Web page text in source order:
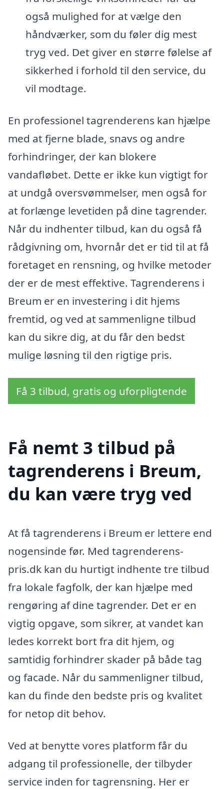
også mulighed for at vælge den
håndværker, som du føler dig mest
tryg ved. Det giver en større følelse af
sikkerhed i forhold til den service, du
vil modtage.
En professionel tagrenderens kan hjælpe
med at fjerne blade, snavs og andre
forhindringer, der kan blokere
vandafløbet. Dette er ikke kun vigtigt for
at undgå oversvømmelser, men også for
at forlænge levetiden på dine tagrender.
Når du indhenter tilbud, kan du også få
rådgivning om, hvornår det er tid til at få
foretaget en rensning, og hvilke metoder
der er de mest effektive. Tagrenderens i
Breum er en investering i dit hjems
fremtid, og ved at sammenligne tilbud
kan du sikre dig, at du får den bedst
mulige løsning til den rigtige pris.
Få 3 tilbud, gratis og uforpligtende
Få nemt 3 tilbud på
tagrenderens i Breum,
du kan være tryg ved
At få tagrenderens i Breum er lettere end
nogensinde før. Med tagrenderens-
pris.dk kan du hurtigt indhente tre tilbud
fra lokale fagfolk, der kan hjælpe med
rengøring af dine tagrender. Det er en
vigtig opgave, som sikrer, at vandet kan
ledes korrekt bort fra dit hjem, og
samtidig forhindrer skader på både tag
og facade. Når du sammenligner tilbud,
kan du finde den bedste pris og kvalitet
for netop dit behov.
Ved at benytte vores platform får du
adgang til professionelle, der tilbyder
service inden for tagrensning. Her er